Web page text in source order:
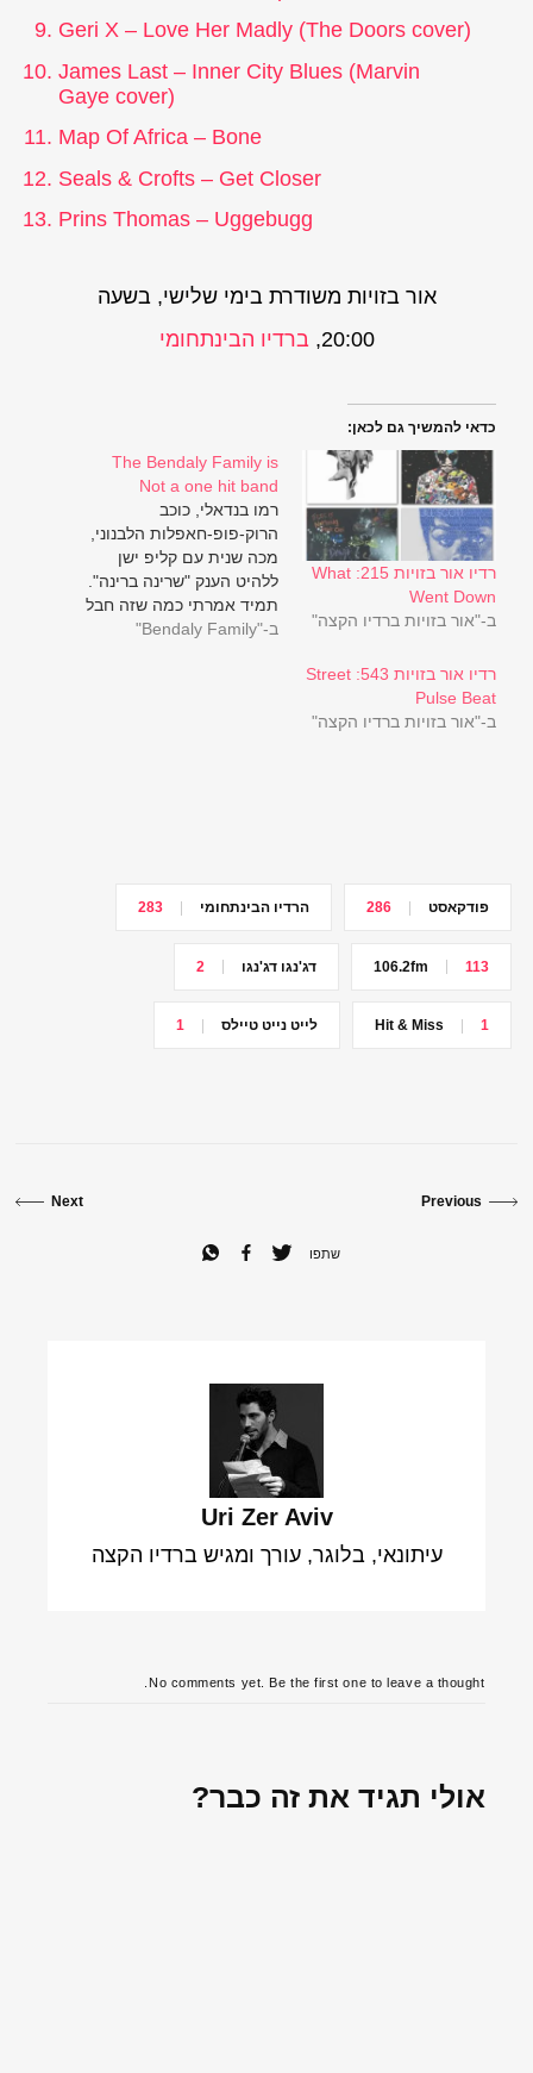
Geri X – Love Her Madly (The Doors cover)
James Last – Inner City Blues (Marvin
Gaye cover)
Map Of Africa – Bone
Seals & Crofts – Get Closer
Prins Thomas – Uggebugg
אור בזויות משודרת בימי שלישי, בשעה
20:00, ברדיו הבינתחומי
כדאי להמשיך גם לכאן:
רדיו אור בזויות 215: What
Went Down
ב-"אור בזויות ברדיו הקצה"
The Bendaly Family is
Not a one hit band
רמו בנדאלי, כוכב
הרוק-פופ-חאפלות הלבנוני,
מכה שנית עם קליפ ישן
ללהיט הענק "שרינה ברינה".
תמיד אמרתי כמה שזה חבל
שאני לא יודע ערבית. מילא
ב-"Bendaly Family"
רדיו אור בזויות 543: Street
Pulse Beat
ב-"אור בזויות ברדיו הקצה"
פודקאסט 286 הרדיו הבינתחומי 283
106.2fm 113 דג'נגו דג'נגו 2
Hit & Miss 1 לייט נייט טיילס 1
Previous
Next
שתפו
Uri Zer Aviv
עיתונאי, בלוגר, עורך ומגיש ברדיו הקצה
No comments yet. Be the first one to leave a thought.
אולי תגיד את זה כבר?